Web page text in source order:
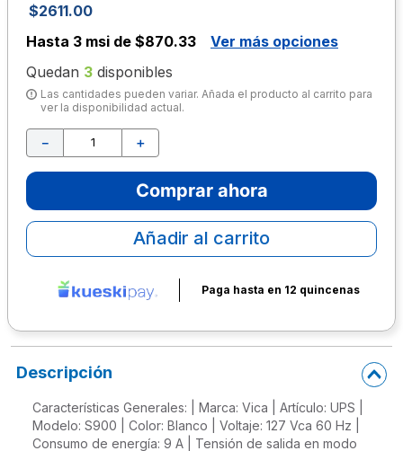
$2611.00
Hasta 3 msi de $870.33
Ver más opciones
Quedan 3 disponibles
Las cantidades pueden variar. Añada el producto al carrito para
ver la disponibilidad actual.
＋
－
Comprar ahora
Añadir al carrito
Paga hasta en 12 quincenas
Descripción
Características Generales: | Marca: Vica | Artículo: UPS |
Modelo: S900 | Color: Blanco | Voltaje: 127 Vca 60 Hz |
Consumo de energía: 9 A | Tensión de salida en modo
8.
sacapuntas
9.
lapiz
10. escolar